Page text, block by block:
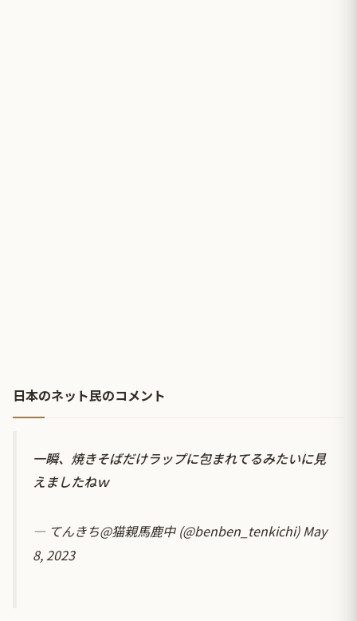
日本のネット民のコメント
一瞬、焼きそばだけラップに包まれてるみたいに見
えましたねｗ
— てんきち@猫親馬鹿中 (@benben_tenkichi)May
8, 2023